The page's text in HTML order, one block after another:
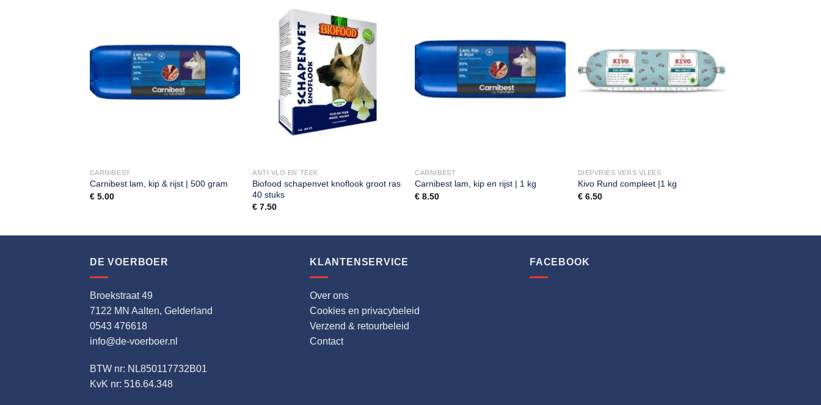
CARNIBEST
Carnibest lam, kip & rijst | 500 gram
€5.00
ANTI VLO EN TEEK
Biofood schapenvet knoflook groot ras
40 stuks
€ 7.50
CARNIBEST
Carnibest lam, kip en rijst | 1 kg
€ 8.50
DIEPVRIES VERS VLEES
Kivo Rund compleet |1 kg
€6.50
DE VOERBOER
Broekstraat 49
7122 MN Aalten, Gelderland
0543 476618
info@de-voerboer.nl
BTW nr: NL850117732B01
KvK nr: 516.64.348
KLANTENSERVICE
Over ons
Cookies en privacybeleid
Verzend & retourbeleid
Contact
FACEBOOK